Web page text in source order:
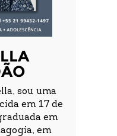
sou uma
em 17 de
em
em